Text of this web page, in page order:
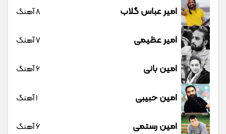
امیر عباس گلاب 8 آهنگ
امیر عظیمی 7 آهنگ
امین بانی 6 آهنگ
امین حبیبی 1 آهنگ
امین رستمی 6 آهنگ